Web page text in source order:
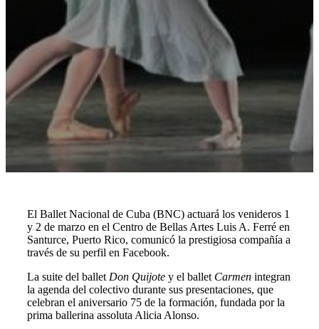
El Ballet Nacional de Cuba (BNC) actuará los venideros 1
y 2 de marzo en el Centro de Bellas Artes Luis A. Ferré en
Santurce, Puerto Rico, comunicó la prestigiosa compañía a
través de su perfil en Facebook.
La suite del ballet Don Quijote y el ballet Carmen integran
la agenda del colectivo durante sus presentaciones, que
celebran el aniversario 75 de la formación, fundada por la
prima ballerina assoluta Alicia Alonso.